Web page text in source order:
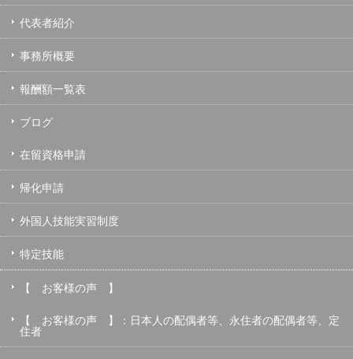
代表者紹介
事務所概要
報酬額一覧表
ブログ
在留資格申請
帰化申請
外国人技能実習制度
特定技能
【 お客様の声 】
【 お客様の声 】：日本人の配偶者等、永住者の配偶者等、定
住者